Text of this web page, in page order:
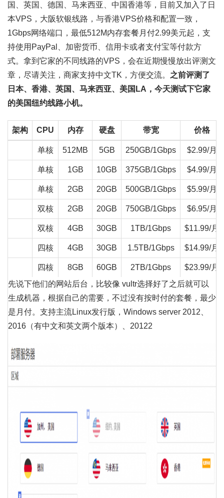
国、英国、德国、马来西亚、中国香港等，目前又加入了日
本VPS，大阪软银线路，与香港VPS价格和配置一致，
1Gbps网络端口，最低512M内存套餐月付2.99美元起，支
持使用PayPal、加密货币、信用卡或者支付宝等付款方
式。拿到它家的不同线路的VPS，会在近期慢慢放出评测文
章，尽请关注，商家支持中文TK，方便交流。 之前评测了
日本、香港、英国、马来西亚、美国LA，今天测试下它家
的美国纽约线路小机。
架构 CPU 内存 硬盘 带宽 价格
单核 512MB 5GB 250GB/1Gbps $2.99/月
单核 1GB 10GB 375GB/1Gbps $4.99/月
单核 2GB 20GB 500GB/1Gbps $5.99/月
双核 2GB 20GB 750GB/1Gbps $6.95/月
双核 4GB 30GB 1TB/1Gbps $11.99/月
四核 4GB 30GB 1.5TB/1Gbps $14.99/月
四核 8GB 60GB 2TB/1Gbps
$23.99/月
先说下他们的网站后台，比较像 vultr选择好了之后就可以
生成机器，根据自己的需要，不过没有按时付的套餐，最少
是月付。支持主流Linux发行版，Windows server 2012、
2016（有中文和英文两个版本）、20122